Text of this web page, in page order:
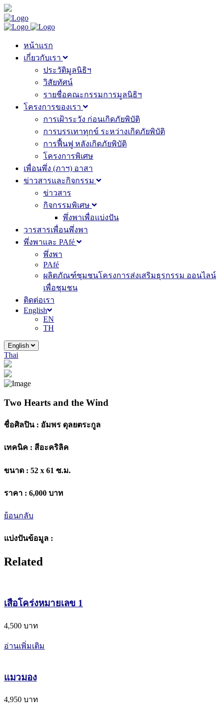
หน้าแรก
เกี่ยวกับเรา
ประวัติมูลนิธิฯ
วิสัยทัศน์
รายชื่อคณะกรรมการมูลนิธิฯ
โครงการของเรา
การเฝ้าระวัง ก่อนเกิดภัยพิบัติ
การบรรเทาทุกข์ ระหว่างเกิดภัยพิบัติ
การฟื้นฟู หลังเกิดภัยพิบัติ
โครงการพิเศษ
เพื่อนพึ่ง (ภาฯ) อาสา
ข่าวสารและกิจกรรม
ข่าวสาร
กิจกรรมพิเศษ
พึ่งพาเพื่อแบ่งปัน
วารสารเพื่อนพึ่งพา
พึ่งพาและ PAfé
พึ่งพา
PAfé
ผลิตภัณฑ์ชุมชนโครงการส่งเสริมธุรกรรม ออนไลน์
เพื่อชุมชน
ติดต่อเรา
English
EN
TH
English
Thai
Two Hearts and the Wind
ชื่อศิลปิน : อัมพร ดุลยตระกูล
เทคนิค : สีอะคริลิค
ขนาด : 52 x 61 ซ.ม.
ราคา : 6,000 บาท
ย้อนกลับ
แบ่งปันข้อมูล :
Related
เสือโคร่งหมายเลข 1
4,500 บาท
อ่านเพิ่มเติม
แมวมอง
4,950 บาท